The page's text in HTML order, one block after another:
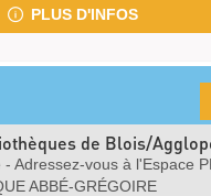
PLUS D'INFOS
de Blois/
- Adressez-vous à l'Espace
ABBÉ-GRÉGOIRE